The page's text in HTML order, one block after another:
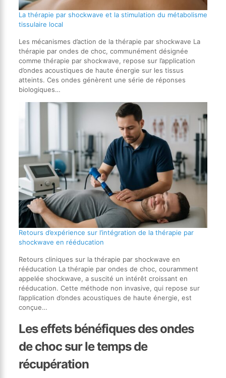
La thérapie par shockwave et la stimulation du métabolisme
tissulaire local
Les mécanismes d’action de la thérapie par shockwave La
thérapie par ondes de choc, communément désignée
comme thérapie par shockwave, repose sur l’application
d’ondes acoustiques de haute énergie sur les tissus
atteints. Ces ondes génèrent une série de réponses
biologiques…
Retours d’expérience sur l’intégration de la thérapie par
shockwave en rééducation
Retours cliniques sur la thérapie par shockwave en
rééducation La thérapie par ondes de choc, couramment
appelée shockwave, a suscité un intérêt croissant en
rééducation. Cette méthode non invasive, qui repose sur
l’application d’ondes acoustiques de haute énergie, est
conçue…
Les effets bénéfiques des ondes
de choc sur le temps de
récupération